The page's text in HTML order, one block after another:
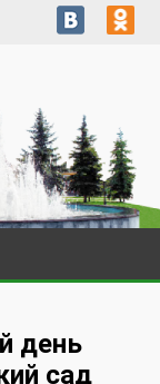
день
сад